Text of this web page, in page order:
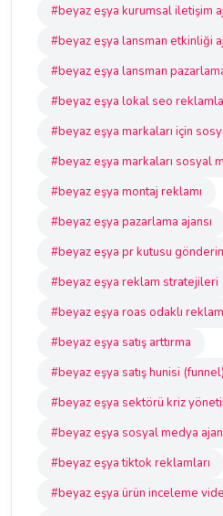
#beyaz eşya kurumsal iletişim
#beyaz eşya lansman etkinliği
#beyaz eşya lansman
#beyaz eşya lokal seo
#beyaz eşya markaları için
#beyaz eşya markaları sosyal
#beyaz eşya montaj reklamı
#beyaz eşya pazarlama ajansı
#beyaz eşya pr kutusu
#beyaz eşya reklam stratejileri
#beyaz eşya roas odaklı reklam
#beyaz eşya satış arttırma
#beyaz eşya satış hunisi (funnel)
#beyaz eşya sektörü kriz
#beyaz eşya sosyal medya
#beyaz eşya tiktok reklamları
#beyaz eşya ürün inceleme